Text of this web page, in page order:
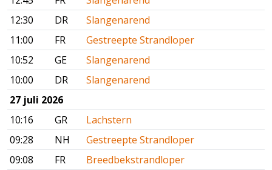
12:30
DR
Slangenarend
11:00
FR
Gestreepte Strandloper
10:52
GE
Slangenarend
10:00
DR
Slangenarend
27 juli 2026
10:16
GR
Lachstern
09:28
NH
Gestreepte Strandloper
09:08
FR
Breedbekstrandloper